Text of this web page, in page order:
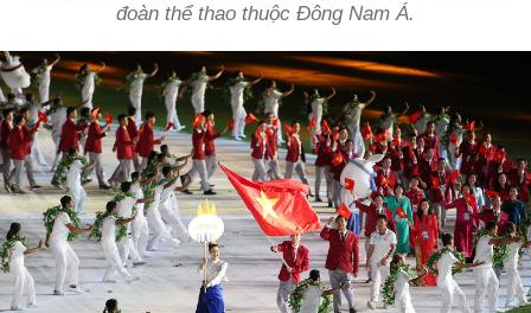
đoàn thể thao thuộc Đông Nam Á.